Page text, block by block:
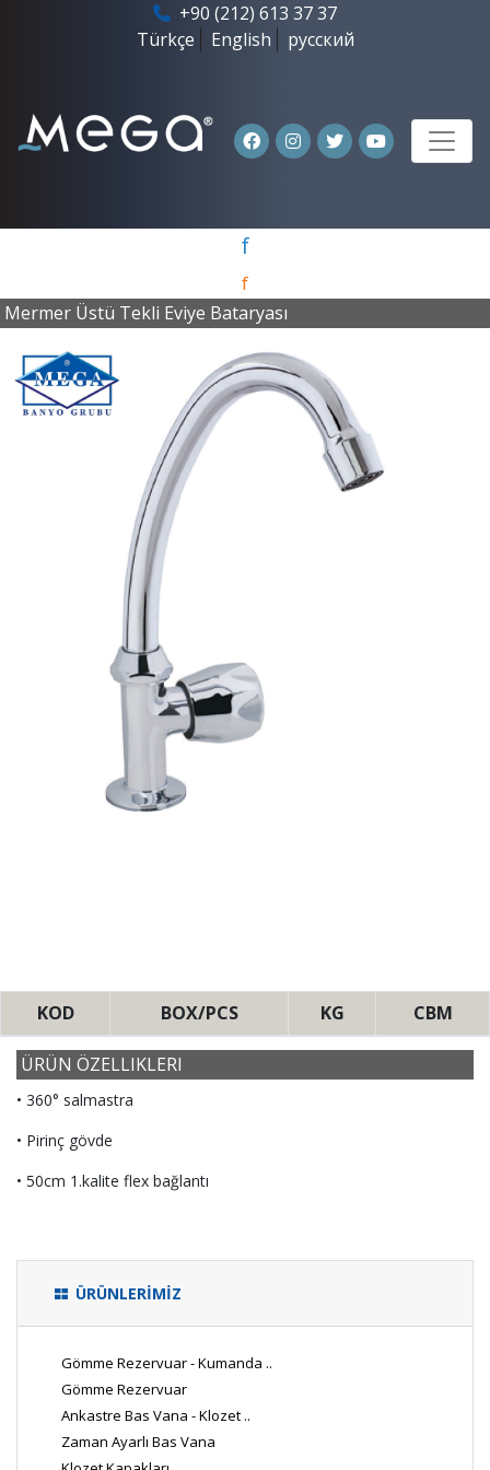
+90 (212) 613 37 37
Türkçe
English русский
f
f
Mermer Üstü Tekli Eviye Bataryası
KOD BOX/PCS KG CBM
ÜRÜN ÖZELLIKLERI
• 360° salmastra
• Pirinç gövde
• 50cm 1.kalite flex bağlantı
ÜRÜNLERİMİZ
Gömme Rezervuar - Kumanda ..
Gömme Rezervuar
Ankastre Bas Vana - Klozet ..
Zaman Ayarlı Bas Vana